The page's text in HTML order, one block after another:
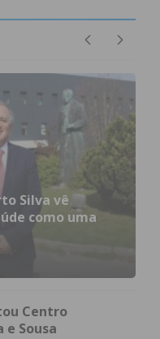
Silva vê
como uma
Centro
Sousa